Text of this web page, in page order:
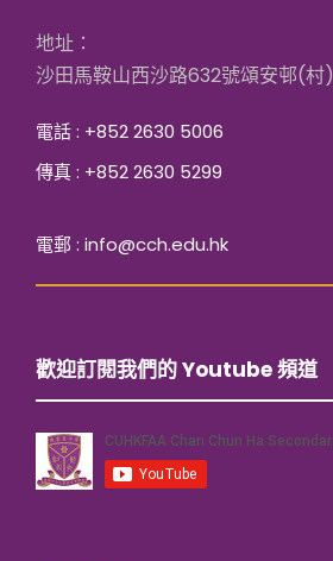
地址：
沙田馬鞍山西沙路632號頌安邨(村)
電話 : +852 2630 5006
傳真 : +852 2630 5299
電郵 : info@cch.edu.hk
歡迎訂閱我們的 Youtube 頻道